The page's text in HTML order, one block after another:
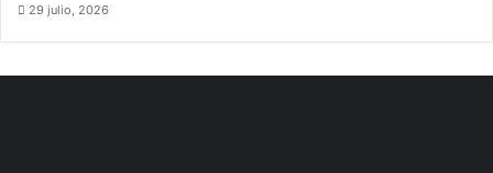
29 julio, 2026